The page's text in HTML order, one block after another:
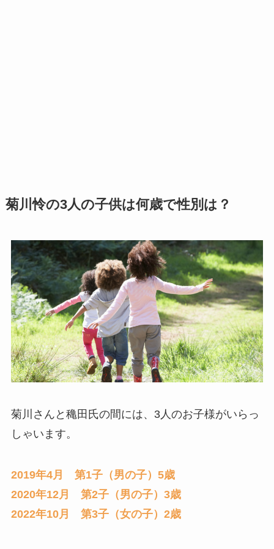
菊川怜の3人の子供は何歳で性別は？
菊川さんと穐田氏の間には、3人のお子様がいらっ
しゃいます。
2019年4月 第1子（男の子）5歳
2020年12月 第2子（男の子）3歳
2022年10月 第3子（女の子）2歳